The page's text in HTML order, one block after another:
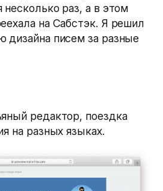
раз, а в этом
на Сабстэк. Я решил
дизайна писем за разные
редактор, поездка
на разных языках.